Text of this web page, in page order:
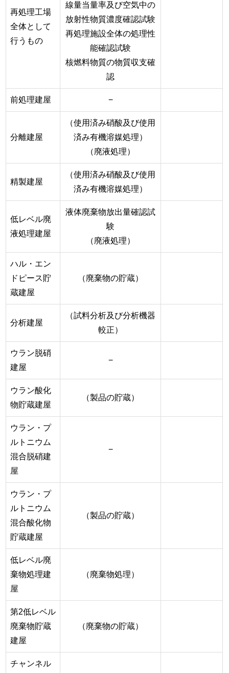
再処理工場
全体として
行うもの
線量当量率及び空気中の
放射性物質濃度確認試験
再処理施設全体の処理性
能確認試験
核燃料物質の物質収支確
認
前処理建屋 −
分離建屋
（使用済み硝酸及び使用
済み有機溶媒処理）
（廃液処理）
精製建屋
（使用済み硝酸及び使用
済み有機溶媒処理）
低レベル廃
液処理建屋
液体廃棄物放出量確認試
験
（廃液処理）
ハル・エン
ドピース貯
蔵建屋
（廃棄物の貯蔵）
分析建屋
（試料分析及び分析機器
較正）
ウラン脱硝
建屋
−
ウラン酸化
物貯蔵建屋
（製品の貯蔵）
ウラン・プ
ルトニウム
混合脱硝建
屋
−
ウラン・プ
ルトニウム
混合酸化物
貯蔵建屋
（製品の貯蔵）
低レベル廃
棄物処理建
屋
（廃棄物処理）
第2低レベル
廃棄物貯蔵
建屋
（廃棄物の貯蔵）
チャンネル